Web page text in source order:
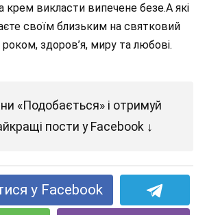
крем викласти випечене безе.А які
своїм близьким на святковий
здоров’я, миру та любові.
«Подобається» і отримуй
пости у Facebook ↓
у Facebook